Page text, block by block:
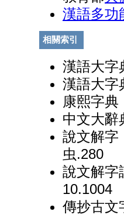
漢語多功
相關索引
漢語大字
漢語大字
康熙字典
中文大辭
說文解字
虫.280
說文解字
10.1004
傳抄古文